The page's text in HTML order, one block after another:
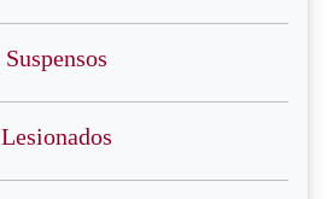
Suspensos
Lesionados